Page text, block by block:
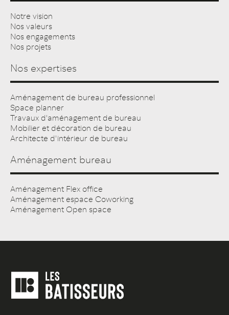
Notre vision
Nos valeurs
Nos engagements
Nos projets
Nos expertises
Aménagement de bureau professionnel
Space planner
Travaux d'aménagement de bureau
Mobilier et décoration de bureau
Architecte d'intérieur de bureau
Aménagement bureau
Aménagement Flex office
Aménagement espace Coworking
Aménagement Open space